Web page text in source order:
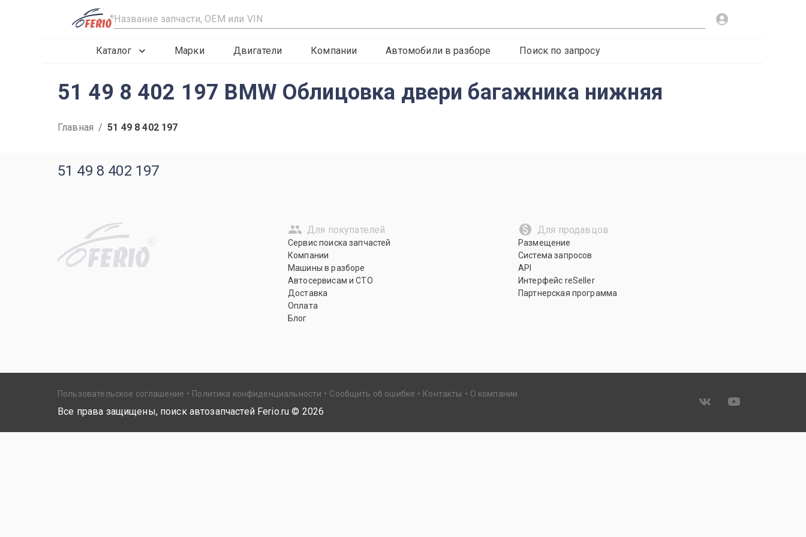
R
Каталог Марки Двигатели Компании Автомобили в разборе Поиск по запросу
51 49 8 402 197 BMW Облицовка двери багажника нижняя
Главная / 51 49 8 402 197
51 49 8 402 197
R
Для покупателей
Сервис поиска запчастей
Компании
Машины в разборе
Автосервисам и СТО
Доставка
Оплата
Блог
Для продавцов
Размещение
Система запросов
API
Интерфейс reSeller
Партнерская программа
Пользовательское соглашение Политика конфиденциальности Сообщить об ошибке Контакты О компании
Все права защищены, поиск автозапчастей Ferio.ru © 2026